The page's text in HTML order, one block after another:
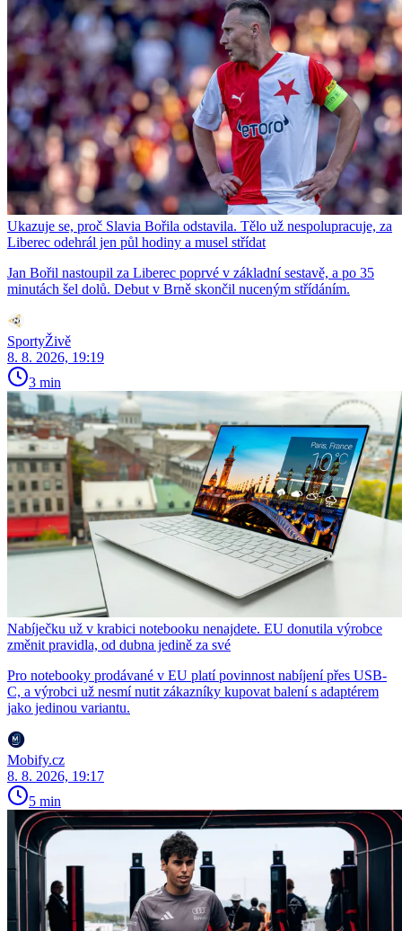
Ukazuje se, proč Slavia Bořila odstavila. Tělo už nespolupracuje, za
Liberec odehrál jen půl hodiny a musel střídat
Jan Bořil nastoupil za Liberec poprvé v základní sestavě, a po 35
minutách šel dolů. Debut v Brně skončil nuceným střídáním.
SportyŽivě
8. 8. 2026, 19:19
3 min
Nabíječku už v krabici notebooku nenajdete. EU donutila výrobce
změnit pravidla, od dubna jedině za své
Pro notebooky prodávané v EU platí povinnost nabíjení přes USB-
C, a výrobci už nesmí nutit zákazníky kupovat balení s adaptérem
jako jedinou variantu.
Mobify.cz
8. 8. 2026, 19:17
5 min